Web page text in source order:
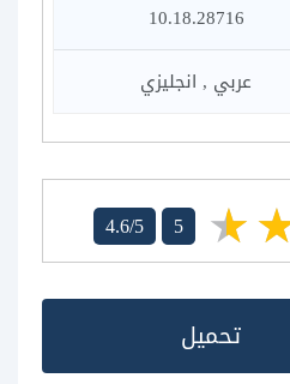
10.18.28716
عربي , انجليزي
4.6/5 5
تحميل